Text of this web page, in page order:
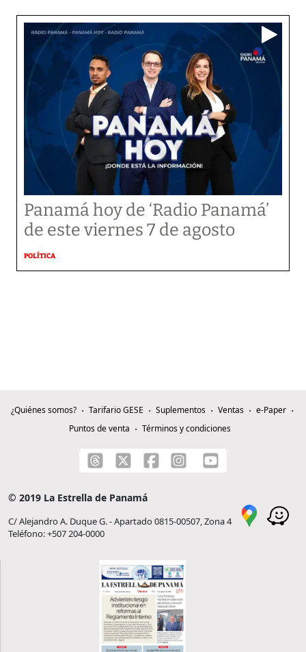
Panamá hoy de ‘Radio Panamá’
de este viernes 7 de agosto
POLÍTICA
¿Quiénes somos? Tarifario GESE Suplementos Ventas
e-Paper
Puntos de venta
Términos y condiciones
© 2019 La Estrella de Panamá
C/ Alejandro A. Duque G. - Apartado 0815-00507, Zona 4
Teléfono: +507 204-0000